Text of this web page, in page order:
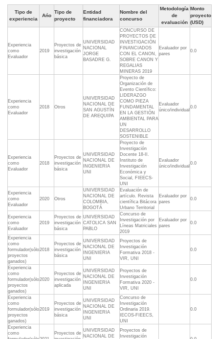
Tipo de
experiencia
Ańo
Tipo de
proyecto
Entidad
financiadora
Nombre del
concurso
Metodología
de
evaluación
Monto
proyecto
(USD)
Experiencia
como
Evaluador
2019
Proyectos de
investigación
básica
UNIVERSIDAD
NACIONAL
JORGE
BASADRE G.
CONCURSO DE
PROYECTOS DE
INVESTIGACIÓN
FINANCIADOS
CON EL CANON,
SOBRE CANON Y
REGALIAS
MINERAS 2019
Evaluador por
pares
0.0
Experiencia
como
Evaluador
2018 Otros
UNIVERSIDAD
NACIONAL DE
SAN AGUSTÍN
DE AREQUIPA
Proyecto de
Organización de
Evento Científico:
LIDERAZGO
COMO PIEZA
FUNDAMENTAL
EN LA GESTIÓN
AMBIENTAL PARA
UN
DESARROLLO
SOSTENIBLE
Evaluador
único/individual
0.0
Experiencia
como
Evaluador
2018
Proyectos de
investigación
básica
UNIVERSIDAD
NACIONAL DE
INGENIERIA
UNI
Proyecto de
Investigación
Docente 18-II.
Instituto de
Investigación
Económica y
Social, FIEECS-
UNI
Evaluador
único/individual
0.0
Experiencia
como
Evaluador
2020 Otros
UNIVERSIDAD
NACIONAL DE
COLOMBIA,
BOGOTÁ
Evaluación de
artículo. Revista
científica Bitácora
Urbano Territorial
Evaluador por
pares
0.0
Experiencia
como
Evaluador
2019
Proyectos de
investigación
básica
UNIVERSIDAD
CATOLICA SAN
PABLO
Concurso de
Investigación por
Líneas Matriciales
2019
Evaluador por
pares
0.0
Experiencia
como
formulador(sólo
proyectos
ganados)
2018
Proyectos de
investigación
básica
UNIVERSIDAD
NACIONAL DE
INGENIERIA
UNI
Proyectos de
Investigación
Formativa 2018 -
VIR, UNI
0.0
Experiencia
como
formulador(sólo
proyectos
ganados)
2020
Proyectos de
investigación
aplicada
UNIVERSIDAD
NACIONAL DE
INGENIERIA
UNI
Proyectos de
Investigación
Formativa 2020 -
VIR, UNI
0.0
Experiencia
como
formulador(sólo
proyectos
ganados)
2019
Proyectos de
investigación
básica
UNIVERSIDAD
NACIONAL DE
INGENIERIA
UNI
Concurso de
Investigación
Ordinaria 2019.
IECOS-FIEECS,
UNI
0.0
Experiencia
como
Proyectos de
UNIVERSIDAD
NACIONAL DE
Proyectos de
Investigación